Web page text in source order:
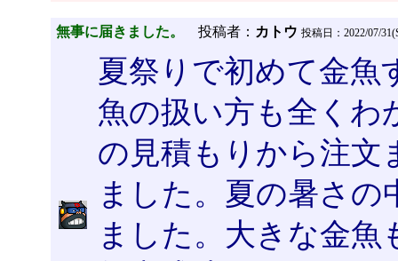
無事に届きました。 投稿者： カトウ 投稿日：2022/07/
夏祭りで初めて金魚
魚の扱い方も全くわ
の見積もりから注文
ました。夏の暑さの
ました。大きな金